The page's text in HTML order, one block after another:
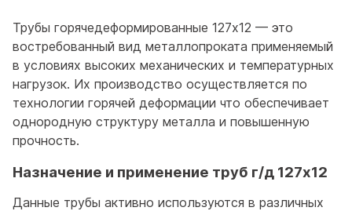
Трубы горячедеформированные 127x12 — это
востребованный вид металлопроката применяемый
в условиях высоких механических и температурных
нагрузок. Их производство осуществляется по
технологии горячей деформации что обеспечивает
однородную структуру металла и повышенную
прочность.
Назначение и применение труб г/д 127x12
Данные трубы активно используются в различных